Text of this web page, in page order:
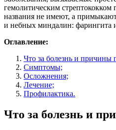
гемолитическим
названия не имеют, а
и небных миндалин: фарингита
Оглавление:
Что за болезнь и причины
Симптомы;
Осложнения;
Лечение;
Профилактика.
Что за болезнь и